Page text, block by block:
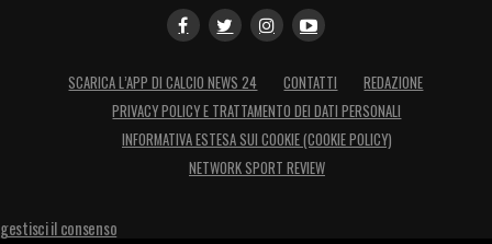
SCARICA L’APP DI CALCIO NEWS 24 CONTATTI
REDAZIONE
PRIVACY POLICY E TRATTAMENTO DEI DATI PERSONALI
INFORMATIVA ESTESA SUI COOKIE (COOKIE POLICY)
NETWORK SPORT REVIEW
gestisci il consenso